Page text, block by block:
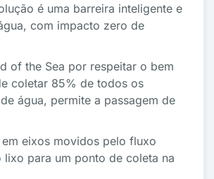
é uma barreira inteligente e
com impacto zero de
of the Sea por respeitar o bem
coletar 85% de todos os
água, permite a passagem de
eixos movidos pelo fluxo
para um ponto de coleta na